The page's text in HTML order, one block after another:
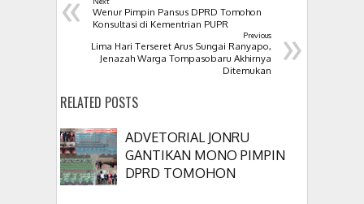
Wenur Pimpin Pansus DPRD Tomohon
Konsultasi di Kementrian PUPR
»
Previous
Lima Hari Terseret Arus Sungai Ranyapo,
Jenazah Warga Tompasobaru Akhirnya
Ditemukan
RELATED POSTS
ADVETORIAL JONRU
GANTIKAN MONO PIMPIN
DPRD TOMOHON